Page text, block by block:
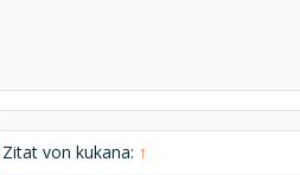
Zitat von kukana: ↑